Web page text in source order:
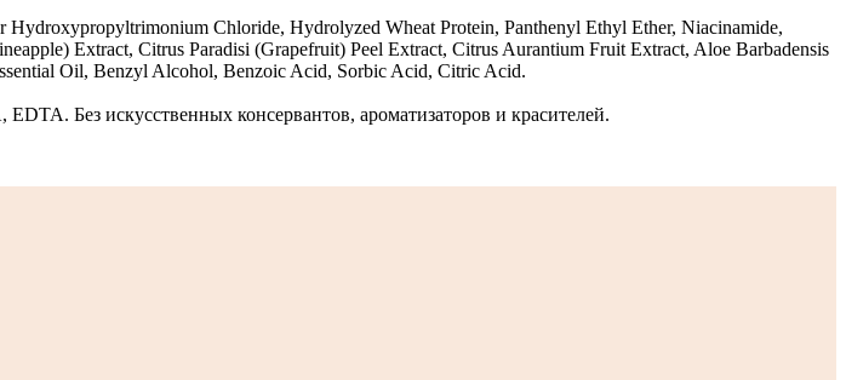
Chloride, Hydrolyzed Wheat Protein, Panthenyl Ethyl Ether, Niacinamide,
Extract, Citrus Paradisi (Grapefruit) Peel Extract, Citrus Aurantium Fruit Extract, Aloe Barbadensis
Oil, Benzyl Alcohol, Benzoic Acid, Sorbic Acid, Citric Acid.
Без искусственных консервантов, ароматизаторов и красителей.